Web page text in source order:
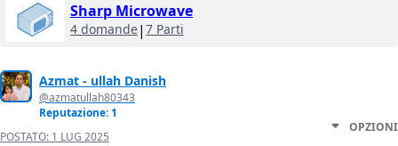
Sharp Microwave
4 domande| 7 Parti
Azmat - ullah Danish
@azmatullah80343
Reputazione: 1
POSTATO: 1 LUG 2025
OPZIONI